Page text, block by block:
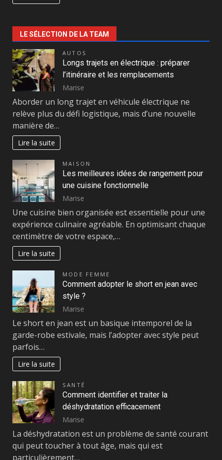
LE SÉLECTION DE LA TEAM
AUTOS
Longs trajets en électrique : préparer
l’itinéraire et les remplacements
Marise
Aborder un long trajet en véhicule électrique ne
relève plus du défi logistique, mais d’une nouvelle
manière de…
Lire la suite
MAISON
Les meilleures idées de rangement pour
une cuisine fonctionnelle
Marise
Une cuisine bien organisée est essentielle pour une
expérience culinaire agréable. En optimisant chaque
centimètre de votre espace,…
Lire la suite
MODE FEMME
Comment adopter le short en jean avec
style ?
Marise
Le short en jean est un basique intemporel de la
garde-robe estivale, mais l’adopter avec style peut
parfois…
Lire la suite
SANTÉ
Comment identifier et traiter la
déshydratation efficacement
Marise
La déshydratation est un problème de santé courant
qui peut toucher à tout âge, mais qui est
particulièrement…